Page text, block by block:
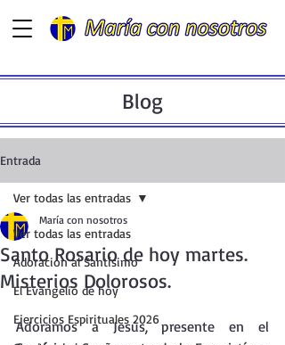
Blog
Entrada
Ver todas las entradas
Adoración al Santísimo
El Evangelio de hoy
Ejercicios Espirituales 2026
Ver todas las entradas
Santo Rosario de hoy martes.
Misterios Dolorosos.
María con nosotros
Adoramos a Jesús, presente en el